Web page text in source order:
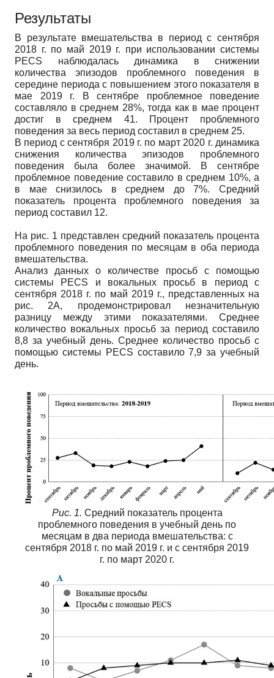
Результаты
В результате вмешательства в период с сентября
2018 г. по май 2019 г. при использовании системы
PECS наблюдалась динамика в снижении
количества эпизодов проблемного поведения в
середине периода с повышением этого показателя в
мае 2019 г. В сентябре проблемное поведение
составляло в среднем 28%, тогда как в мае процент
достиг в среднем 41. Процент проблемного
поведения за весь период составил в среднем 25.
В период с сентября 2019 г. по март 2020 г. динамика
снижения количества эпизодов проблемного
поведения была более значимой. В сентябре
проблемное поведение составило в среднем 10%, а
в мае снизилось в среднем до 7%. Средний
показатель процента проблемного поведения за
период составил 12.
На рис. 1 представлен средний показатель процента
проблемного поведения по месяцам в оба периода
вмешательства.
Анализ данных о количестве просьб с помощью
системы PECS и вокальных просьб в период с
сентября 2018 г. по май 2019 г., представленных на
рис. 2А, продемонстрировал незначительную
разницу между этими показателями. Среднее
количество вокальных просьб за период составило
8,8 за учебный день. Среднее количество просьб с
помощью системы PECS составило 7,9 за учебный
день.
Рис. 1. Средний показатель процента
проблемного поведения в учебный день по
месяцам в два периода вмешательства: с
сентября 2018 г. по май 2019 г. и с сентября 2019
г. по март 2020 г.